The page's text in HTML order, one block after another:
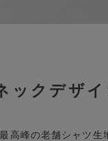
ックデザイ
高峰の老舗シャツ